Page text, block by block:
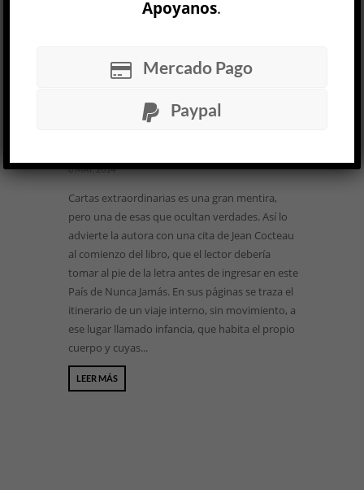
8 MAY, 2014
Cartas extraordinarias es una gran mentira,
pero una de esas que ocultan verdades. Así lo
advierte la autora con una cita de Jean Cocteau
al comienzo del libro, que el lector debería
tomar al pie de la letra antes de ingresar en este
País de Nunca Jamás. En sus páginas se traza el
itinerario de un viaje interno, sin movimiento, a
ese lugar llamado infancia, que habita el propio
cuerpo y cuyas...
LEER MÁS
Apoyanos.
Mercado Pago
Paypal